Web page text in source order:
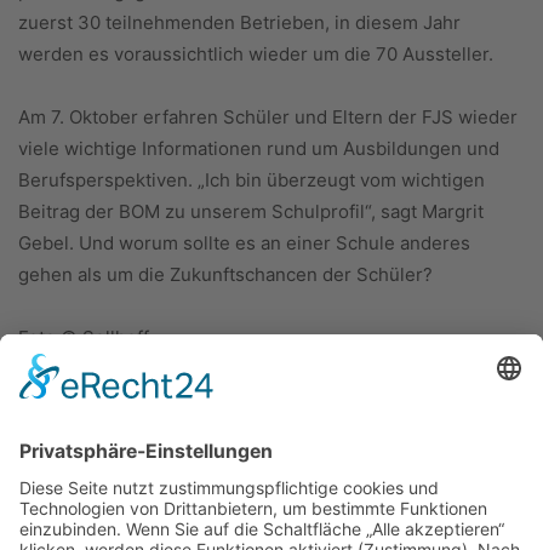
zuerst 30 teilnehmenden Betrieben, in diesem Jahr
werden es voraussichtlich wieder um die 70 Aussteller.
Am 7. Oktober erfahren Schüler und Eltern der FJS wieder
viele wichtige Informationen rund um Ausbildungen und
Berufsperspektiven. „Ich bin überzeugt vom wichtigen
Beitrag der BOM zu unserem Schulprofil“, sagt Margrit
Gebel. Und worum sollte es an einer Schule anderes
gehen als um die Zukunftschancen der Schüler?
Foto:© Sellhoff